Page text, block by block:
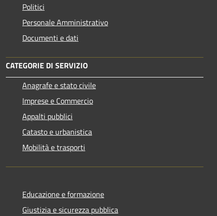
Politici
Personale Amministrativo
Documenti e dati
CATEGORIE DI SERVIZIO
Anagrafe e stato civile
Imprese e Commercio
Appalti pubblici
Catasto e urbanistica
Mobilità e trasporti
Educazione e formazione
Giustizia e sicurezza pubblica